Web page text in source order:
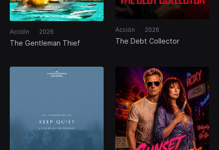
Acción 2026
The Gentleman Thief
Acción 2026
The Debt Collector